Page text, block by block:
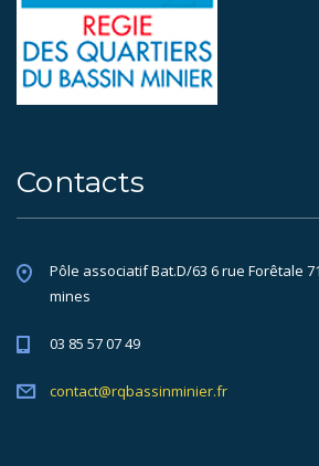
Contacts
Pôle associatif Bat.D/63 6 rue Forêtale
mines
03 85 57 07 49
contact@rqbassinminier.fr